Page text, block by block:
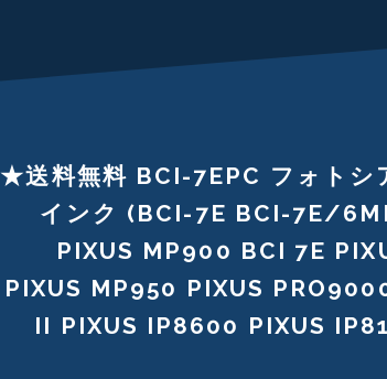
★送料無料 BCI-7EPC フォトシ
インク (BCI-7E BCI-7E/
PIXUS MP900 BCI 7E
PIXUS MP950 PIXUS
II PIXUS IP8600 PIXUS